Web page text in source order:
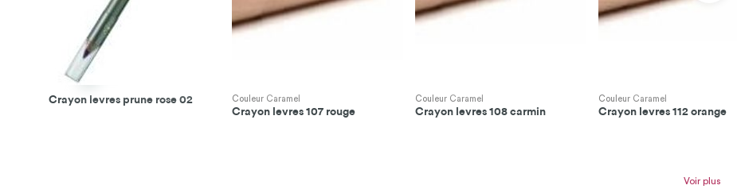
Crayon levres prune rose 02 Couleur Caramel
Crayon levres 107 rouge
Couleur Caramel
Crayon levres 108 carmin
Couleur Caramel
Crayon levres 112 orange
Voir plus